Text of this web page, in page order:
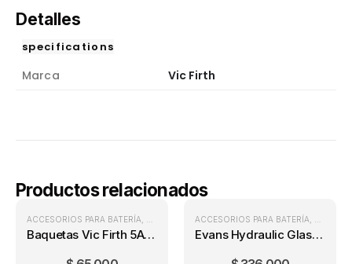
Detalles
specifications
Marca Vic Firth
Productos relacionados
ACCESORIOS PARA BATERÍA BAQUETAS PARA BATERÍA ,BATERÍAS
Baquetas Vic Firth 5A Madera
ACCESORIOS PARA BATERÍA
Evans Hydraulic Glass Rock Tom-Pack 10″/12″/16″